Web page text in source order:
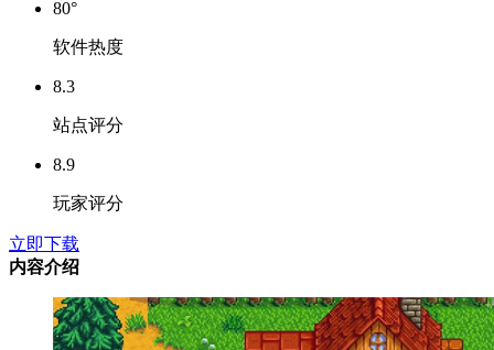
80°
软件热度
8.3
站点评分
8.9
玩家评分
立即下载
内容介绍